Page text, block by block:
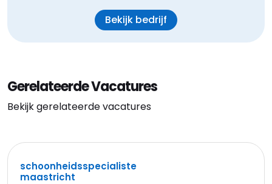
Bekijk bedrijf
Gerelateerde Vacatures
Bekijk gerelateerde vacatures
schoonheidsspecialiste
maastricht